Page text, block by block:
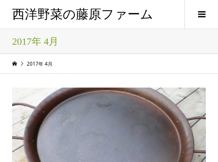
西洋野菜の藤原ファーム
2017年 4月
2017年 4月